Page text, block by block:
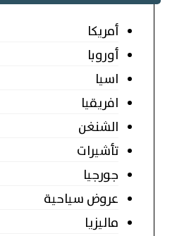
أمريكا
أوروبا
اسيا
افريقيا
الشنغن
تأشيرات
جورجيا
عروض سياحية
ماليزيا